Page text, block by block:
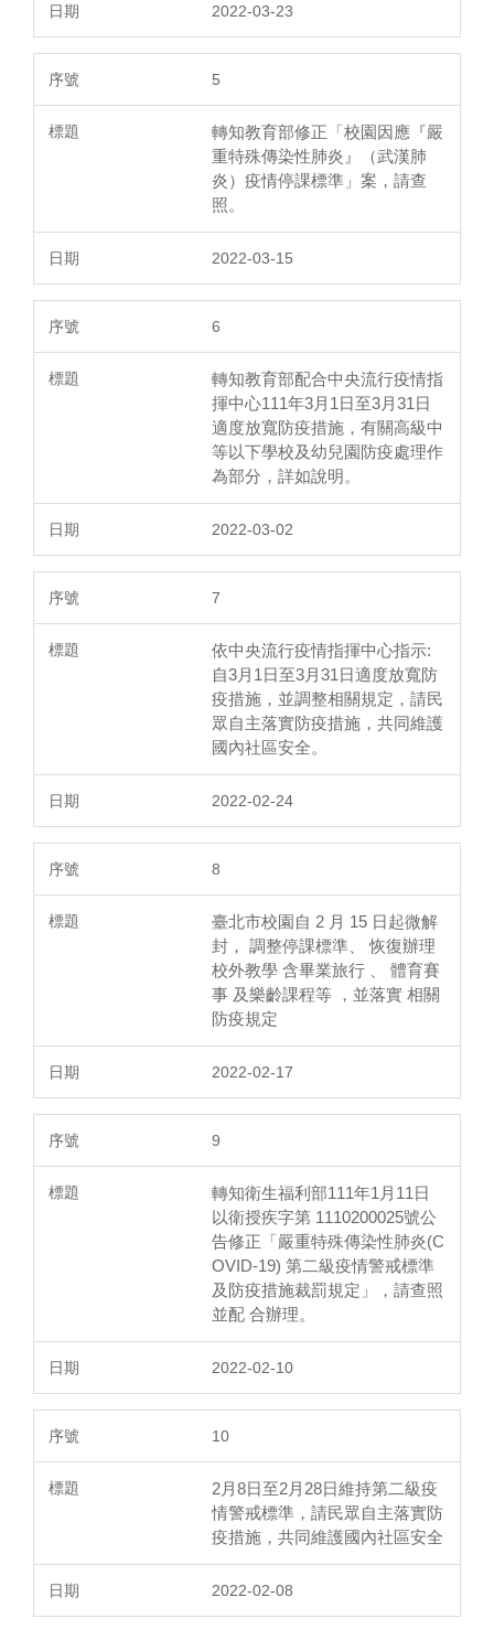
2022-03-23
5
轉知教育部修正「校園因應『嚴
重特殊傳染性肺炎』（武漢肺
炎）疫情停課標準」案，請查
照。
2022-03-15
6
轉知教育部配合中央流行疫情指
揮中心111年3月1日至3月31日
適度放寬防疫措施，有關高級中
等以下學校及幼兒園防疫處理作
為部分，詳如說明。
2022-03-02
7
依中央流行疫情指揮中心指示:
自3月1日至3月31日適度放寬防
疫措施，並調整相關規定，請民
眾自主落實防疫措施，共同維護
國內社區安全。
2022-02-24
8
臺北市校園自 2 月 15 日起微解
封， 調整停課標準、 恢復辦理
校外教學 含畢業旅行 、 體育賽
事 及樂齡課程等 ，並落實 相關
防疫規定
2022-02-17
9
轉知衛生福利部111年1月11日
以衛授疾字第 1110200025號公
告修正「嚴重特殊傳染性肺炎(C
OVID-19) 第二級疫情警戒標準
及防疫措施裁罰規定」，請查照
並配 合辦理。
2022-02-10
10
2月8日至2月28日維持第二級疫
情警戒標準，請民眾自主落實防
疫措施，共同維護國內社區安全
2022-02-08